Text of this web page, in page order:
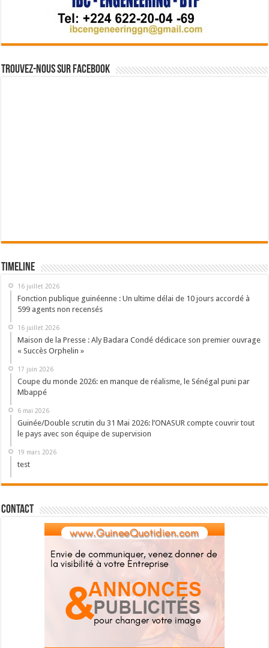
Trouvez-nous sur Facebook
Timeline
16 juillet 2026
Fonction publique guinéenne : Un ultime délai de 10 jours accordé à
599 agents non recensés
16 juillet 2026
Maison de la Presse : Aly Badara Condé dédicace son premier ouvrage
« Succès Orphelin »
17 juin 2026
Coupe du monde 2026: en manque de réalisme, le Sénégal puni par
Mbappé
6 mai 2026
Guinée/Double scrutin du 31 Mai 2026: l’ONASUR compte couvrir tout
le pays avec son équipe de supervision
19 mars 2026
test
Contact